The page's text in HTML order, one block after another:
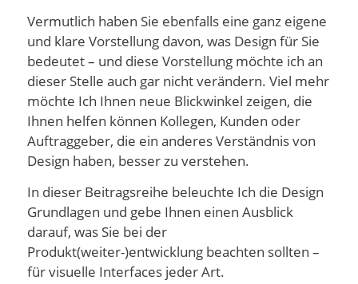
Vermutlich haben Sie ebenfalls eine ganz eigene
und klare Vorstellung davon, was Design für Sie
bedeutet – und diese Vorstellung möchte ich an
dieser Stelle auch gar nicht verändern. Viel mehr
möchte Ich Ihnen neue Blickwinkel zeigen, die
Ihnen helfen können Kollegen, Kunden oder
Auftraggeber, die ein anderes Verständnis von
Design haben, besser zu verstehen.
In dieser Beitragsreihe beleuchte Ich die Design
Grundlagen und gebe Ihnen einen Ausblick
darauf, was Sie bei der
Produkt(weiter-)entwicklung beachten sollten –
für visuelle Interfaces jeder Art.